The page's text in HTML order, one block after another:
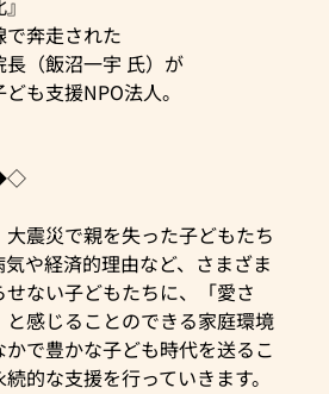
奔走された
（飯沼一宇 氏）が
も支援NPO法人。
大震災で親を失った子どもたち
や経済的理由など、さまざま
ない子どもたちに、「愛さ
感じることのできる家庭環境
で豊かな子ども時代を送るこ
的な支援を行っていきます。